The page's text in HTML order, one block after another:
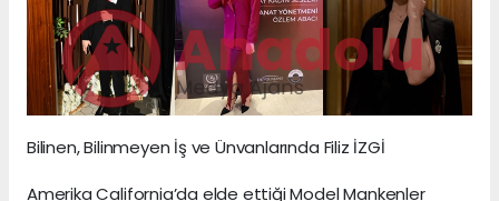
Bilinen, Bilinmeyen İş ve Ünvanlarında Filiz İZGİ
Amerika California’da elde ettiği Model Mankenler